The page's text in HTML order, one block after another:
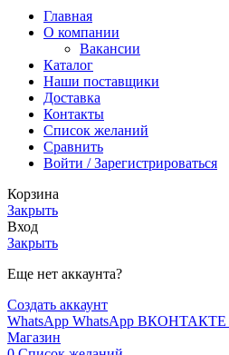
Главная
О компании
Вакансии
Каталог
Наши поставщики
Доставка
Контакты
Список желаний
Сравнить
Войти / Зарегистрироваться
Корзина
Закрыть
Вход
Закрыть
Еще нет аккаунта?
Создать аккаунт
WhatsApp WhatsApp ВКОНТАКТЕ
Магазин